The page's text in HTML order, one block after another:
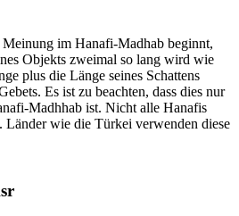
im Hanafi-Madhab beginnt,
Objekts zweimal so lang wird wie
plus die Länge seines Schattens
Es ist zu beachten, dass dies nur
Madhhab ist. Nicht alle Hanafis
Länder wie die Türkei verwenden diese